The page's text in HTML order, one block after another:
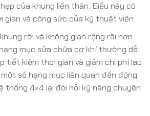
của khung liền thân. Điều này có
gian và công sức của kỹ thuật viên.
rời và không gian rộng rãi hơn
mục sửa chữa cơ khí thường dễ
tiết kiệm thời gian và giảm chi phí lao
số hạng mục liên quan đến động
thống 4×4 lại đòi hỏi kỹ năng chuyên